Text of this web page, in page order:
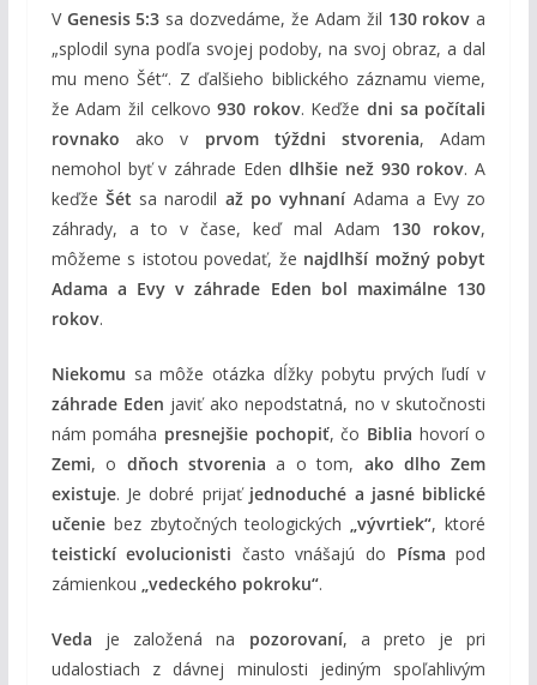
V Genesis 5:3 sa dozvedáme, že Adam žil 130 rokov a
„splodil syna podľa svojej podoby, na svoj obraz, a dal
mu meno Šét“. Z ďalšieho biblického záznamu vieme,
že Adam žil celkovo930 rokov. Keďžedni sa počítali
rovnako ako v prvom týždni stvorenia, Adam
nemohol byť v záhrade Eden dlhšie než 930 rokov. A
keďže Šét sa narodil až po vyhnaní Adama a Evy zo
záhrady, a to v čase, keď mal Adam 130 rokov,
môžeme s istotou povedať, že najdlhší možný pobyt
Adama a Evy v záhrade Eden bol maximálne 130
rokov.
Niekomu sa môže otázka dĺžky pobytu prvých ľudí v
záhrade Eden javiť ako nepodstatná, no v skutočnosti
nám pomáha presnejšie pochopiť, čo Biblia hovorí o
Zemi, o dňoch stvorenia a o tom, ako dlho Zem
existuje. Je dobré prijať jednoduché a jasné biblické
učeniebez zbytočných teologických „vývrtiek“, ktoré
teistickí evolucionisti často vnášajú do Písma pod
zámienkou „vedeckého pokroku“.
Veda je založená na pozorovaní, a preto je pri
udalostiach z dávnej minulosti jediným spoľahlivým